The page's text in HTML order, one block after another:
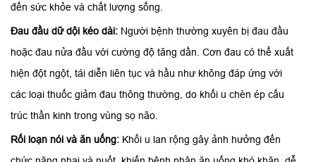
đến sức khỏe và chất lượng sống.
Đau đầu dữ dội kéo dài: Người bệnh thường xuyên bị đau đầu
hoặc đau nửa đầu với cường độ tăng dần. Cơn đau có thể xuất
hiện đột ngột, tái diễn liên tục và hầu như không đáp ứng với
các loại thuốc giảm đau thông thường, do khối u chèn ép cấu
trúc thần kinh trong vùng sọ não.
Rối loạn nói và ăn uống: Khối u lan rộng gây ảnh hưởng đến